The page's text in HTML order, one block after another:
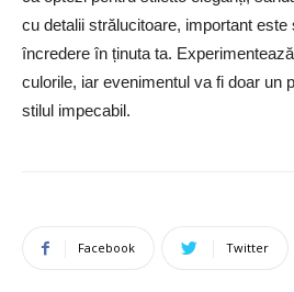
cu detalii strălucitoare, important
încredere în ținuta ta.
culorile, iar evenimentul va fi doar un
stilul impecabil.
Facebook Twitter